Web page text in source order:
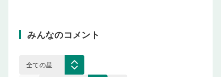
みんなのコメント